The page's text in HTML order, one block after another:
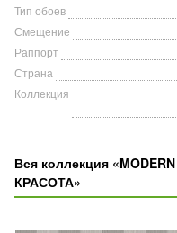
Тип обоев
Смещение
Раппорт
Страна
Коллекция
Вся коллекция
КРАСОТА»